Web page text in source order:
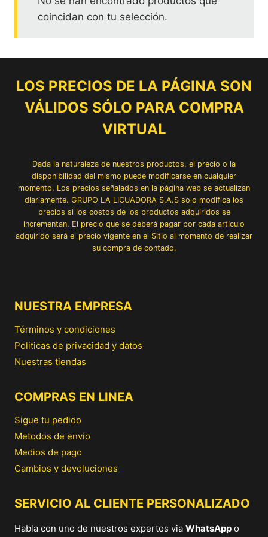
coincidan con tu selección.
LOS PRECIOS DE LA PÁGINA SON
VÁLIDOS SÓLO PARA COMPRA
VIRTUAL
Dada la naturaleza de nuestros productos, el precio o la
disponibilidad del mismo puede modificarse en cualquier
momento. Los precios señalados en la página web se actualizan
diariamente. GRUPO LA LICUADORA S.A.S solo modifica los
precios si los costos de los productos adquiridos se
incrementan. El precio que se deberá pagar por cada artículo
adquirido será el precio vigente en el Sitio al momento de realizar
su compra de contado.
NUESTRA EMPRESA
Términos y condiciones
Politicas de privacidad y datos
Nuestras tiendas
COMPRAS EN LINEA
Sigue tu pedido
Metodos de envio
Medios de pago
Cambios y devoluciones
SERVICIO AL CLIENTE PERSONALIZADO
Habla con uno de nuestros expertos via WhatsApp o